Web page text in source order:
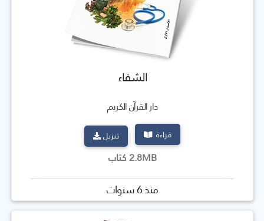
الشفاء
دار القرآن الكريم
قراءة تنزيل
2.8MB كتاب
منذ 6 سنوات